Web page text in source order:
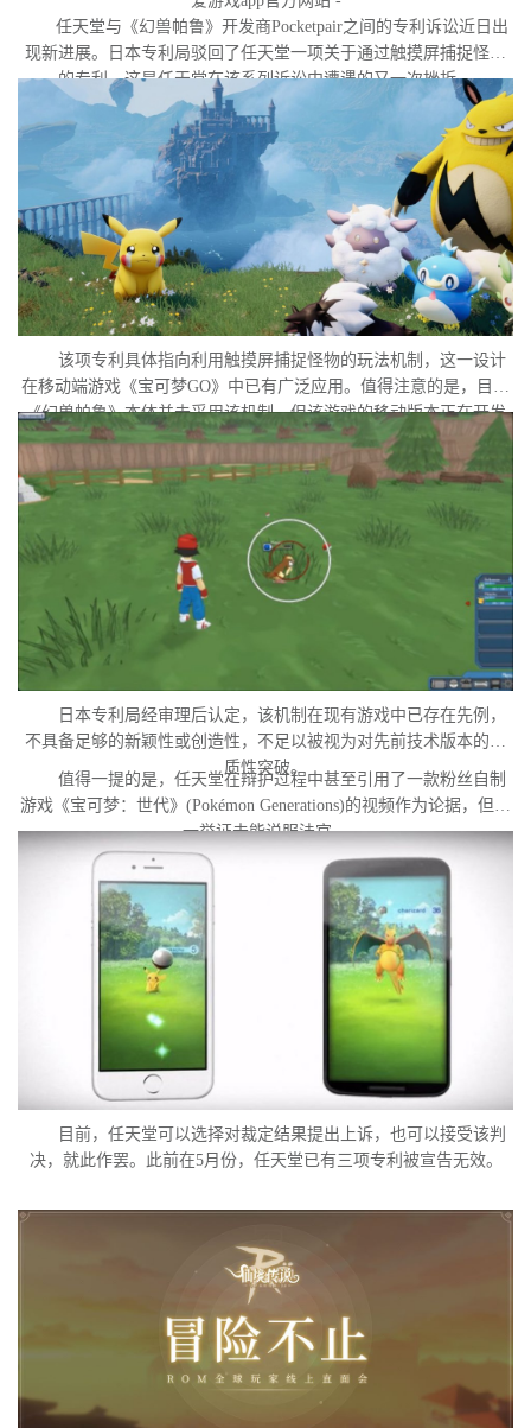
任天堂与《幻兽帕鲁》开发商Pocketpair之间的专利诉讼近日出
现新进展。日本专利局驳回了任天堂一项关于通过触摸屏捕捉怪物
的专利，这是任天堂在该系列诉讼中遭遇的又一次挫折。
该项专利具体指向利用触摸屏捕捉怪物的玩法机制，这一设计
在移动端游戏《宝可梦GO》中已有广泛应用。值得注意的是，目前
《幻兽帕鲁》本体并未采用该机制，但该游戏的移动版本正在开发
中。外界普遍认为，这很可能是任天堂在当前时间点针对此项专利
发起诉讼的直接原因。
日本专利局经审理后认定，该机制在现有游戏中已存在先例，
不具备足够的新颖性或创造性，不足以被视为对先前技术版本的实
质性突破。
值得一提的是，任天堂在辩护过程中甚至引用了一款粉丝自制
游戏《宝可梦：世代》(Pokémon Generations)的视频作为论据，但这
一举证未能说服法官。
目前，任天堂可以选择对裁定结果提出上诉，也可以接受该判
决，就此作罢。此前在5月份，任天堂已有三项专利被宣告无效。